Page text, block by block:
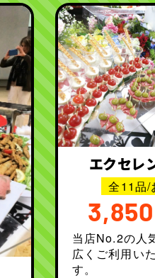
エクセレ
全11品/
3,850
当店No.2の人
広くご利用い
す。